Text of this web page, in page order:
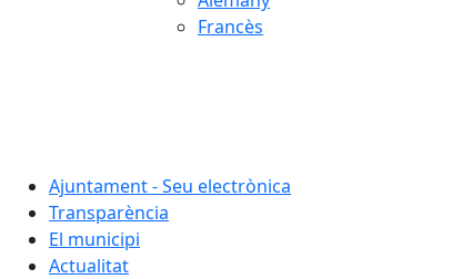
Francès
Ajuntament - Seu electrònica
Transparència
El municipi
Actualitat